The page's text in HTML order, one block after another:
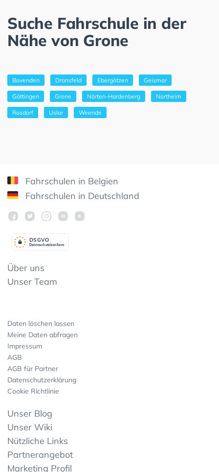
Suche Fahrschule in der
Nähe von Grone
Bovenden Dransfeld Ebergötzen Geismar
Göttingen Grone Nörten-Hardenberg Northeim
Rosdorf Uslar Weende
Fahrschulen in Belgien
Fahrschulen in Deutschland
Datenschutzkonform
DSGVO
Über uns
Unser Team
Daten löschen lassen
Meine Daten abfragen
Impressum
AGB
AGB für Partner
Datenschutzerklärung
Cookie Richtlinie
Unser Blog
Unser Wiki
Nützliche Links
Partnerangebot
Marketing Profil